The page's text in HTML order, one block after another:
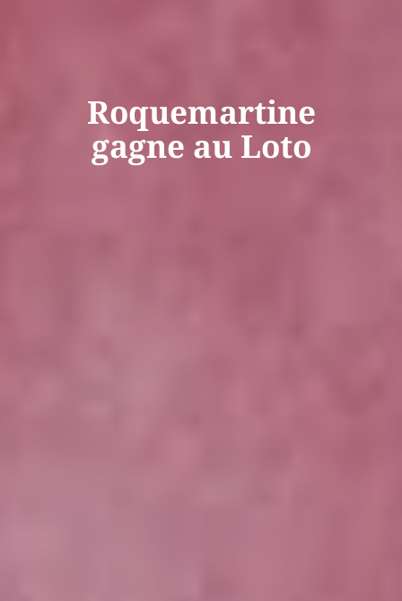
Roquemartine
gagne au Loto